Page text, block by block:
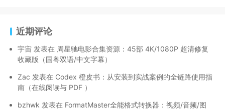
近期评论
宇宙 发表在 周星驰电影合集资源：45部 4K/1080P 超清修复
收藏版（国粤双语/中文字幕）
Zac 发表在 Codex 橙皮书：从安装到实战案例的全链路使用指
南（在线阅读与 PDF ）
bzhwk 发表在 FormatMaster全能格式转换器：视频/音频/图